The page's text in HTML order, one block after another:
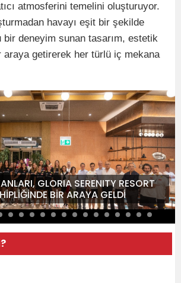
atmosferini temelini oluşturuyor.
havayı eşit bir şekilde
deneyim sunan tasarım, estetik
getirerek her türlü iç mekana
GLORIA SERENITY RESORT
BİR ARAYA GELDİ